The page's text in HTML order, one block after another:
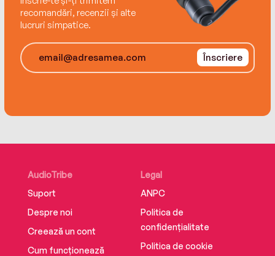
recomandări, recenzii și alte
lucruri simpatice.
Înscriere
AudioTribe
Suport
Despre noi
Creează un cont
Cum funcționează
Legal
ANPC
Politica de
confidențialitate
Politica de cookie